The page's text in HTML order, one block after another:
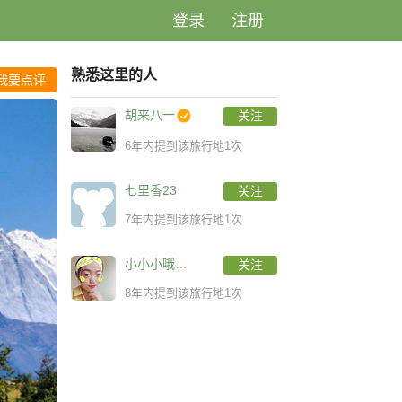
登录 注册
要点评 熟悉这里的人
胡来八一 关注
6年内提到该旅行地1次
七里香23 关注
7年内提到该旅行地1次
小小小哦小小月呀 关注
8年内提到该旅行地1次